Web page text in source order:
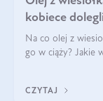
kobiece
Na co olej z
go w ciąży? Jakie
CZYTAJ